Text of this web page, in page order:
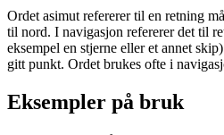
Ordet asimut refererer til en retning
til nord. I navigasjon refererer det til
eksempel en stjerne eller et annet
gitt punkt. Ordet brukes ofte i
Eksempler på bruk